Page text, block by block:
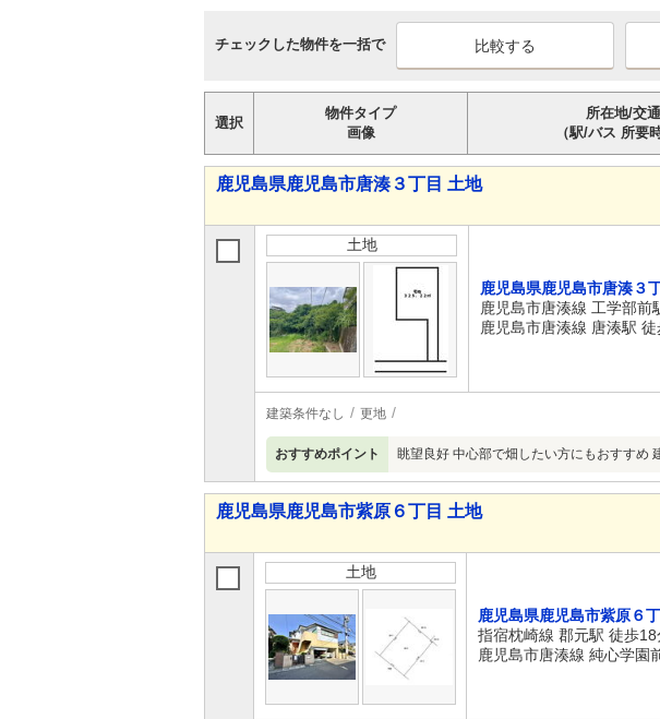
チェックした物件を一括で
選択
物件タイプ
画像
所在地/交通
（駅/バス 所要
鹿児島県鹿児島市唐湊３丁目 土地
土地
鹿児島県鹿児島市唐湊３
鹿児島市唐湊線 工学部前
鹿児島市唐湊線 唐湊駅
建築条件なし 更地
おすすめポイント 眺望良好 中心部で畑したい方にもおすすめ
鹿児島県鹿児島市紫原６丁目 土地
土地
鹿児島県鹿児島市紫原６
指宿枕崎線 郡元駅 徒歩18
鹿児島市唐湊線 純心学園